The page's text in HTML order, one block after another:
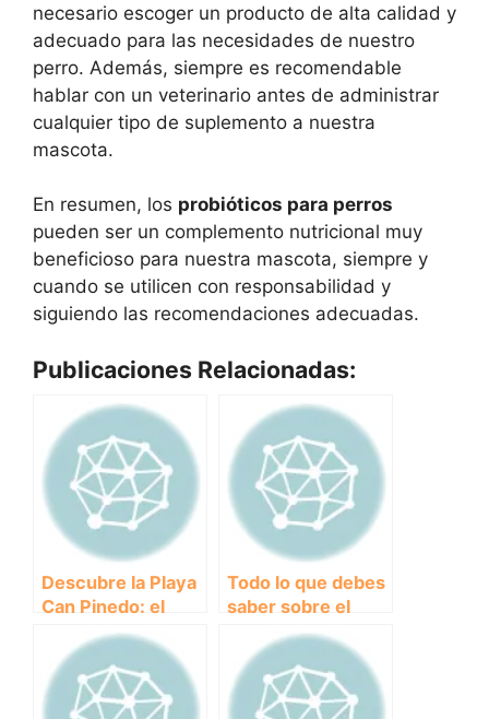
necesario escoger un producto de alta calidad y
adecuado para las necesidades de nuestro
perro. Además, siempre es recomendable
hablar con un veterinario antes de administrar
cualquier tipo de suplemento a nuestra
mascota.
En resumen, los probióticos para perros
pueden ser un complemento nutricional muy
beneficioso para nuestra mascota, siempre y
cuando se utilicen con responsabilidad y
siguiendo las recomendaciones adecuadas.
Publicaciones Relacionadas:
Descubre la Playa
Can Pinedo: el
paraíso canino en
Valencia.
Todo lo que debes
saber sobre el
pienso renal para
perros: beneficios
y
recomendaciones.